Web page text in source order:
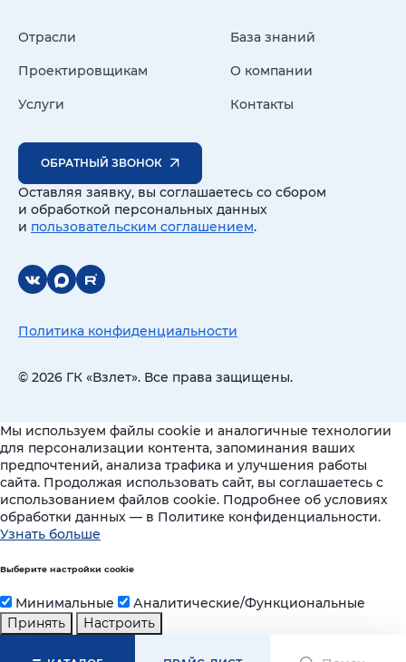
Отрасли
Проектировщикам
Услуги
База знаний
О компании
Контакты
ОБРАТНЫЙ ЗВОНОК
Оставляя заявку, вы соглашаетесь со сбором
и обработкой персональных данных
и пользовательским соглашением.
© 2026 ГК «Взлет». Все права защищены.
Политика конфиденциальности
Мы используем файлы cookie и аналогичные технологии
для персонализации контента, запоминания ваших
предпочтений, анализа трафика и улучшения работы
сайта. Продолжая использовать сайт, вы соглашаетесь с
использованием файлов cookie. Подробнее об условиях
обработки данных — в Политике конфиденциальности.
Узнать больше
Выберите настройки cookie
Минимальные
Аналитические/Функциональные
Принять
Настроить